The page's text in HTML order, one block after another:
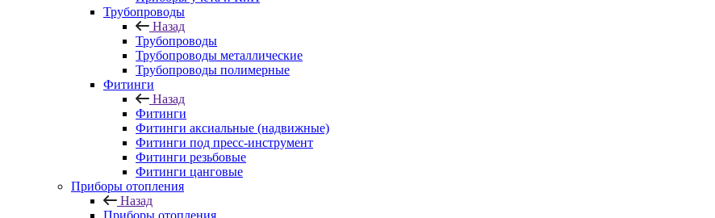
Трубопроводы
Назад
Трубопроводы
Трубопроводы металлические
Трубопроводы полимерные
Фитинги
Назад
Фитинги
Фитинги аксиальные (надвижные)
Фитинги под пресс-инструмент
Фитинги резьбовые
Фитинги цанговые
Приборы отопления
Назад